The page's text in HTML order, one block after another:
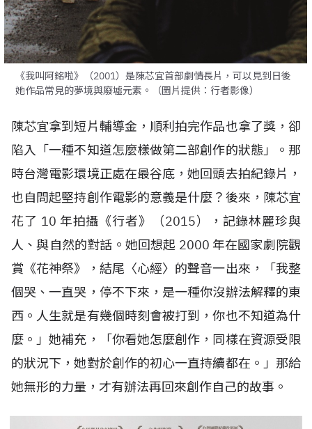
《我叫阿銘啦》（2001）是陳芯宜首部劇情長片，可以見到日後
她作品常見的夢境與廢墟元素。（圖片提供：行者影像）
陳芯宜拿到短片輔導金，順利拍完作品也拿了獎，卻
陷入「一種不知道怎麼樣做第二部創作的狀態」。那
時台灣電影環境正處在最谷底，她回頭去拍紀錄片，
也自問起堅持創作電影的意義是什麼？後來，陳芯宜
花了 10 年拍攝《行者》（2015），記錄林麗珍與
人、與自然的對話。她回想起 2000 年在國家劇院觀
賞《花神祭》，結尾〈心經〉的聲音一出來，「我整
個哭、一直哭，停不下來，是一種你沒辦法解釋的東
西。人生就是有幾個時刻會被打到，你也不知道為什
麼。」她補充，「你看她怎麼創作，同樣在資源受限
的狀況下，她對於創作的初心一直持續都在。」那給
她無形的力量，才有辦法再回來創作自己的故事。